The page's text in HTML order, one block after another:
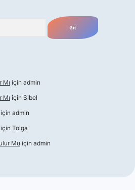
Mı için admin
Mı için Sibel
için admin
için Tolga
Mu için admin